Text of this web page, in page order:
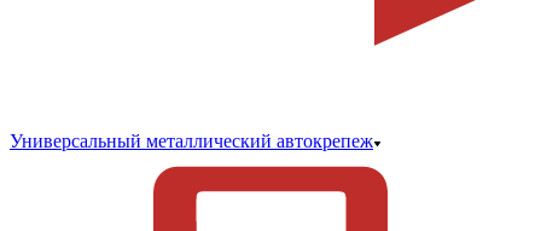
Универсальный металлический автокрепеж